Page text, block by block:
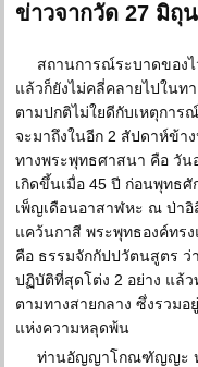
ข่าวจากวัด 27 มิถุ
สถานการณ์ระบาดของ
แล้วก็ยังไม่คลี่คลายไปในท
ตามปกติไม่ใยดีกับเหตุการ
จะมาถึงในอีก 2 สัปดาห์ข้
ทางพระพุทธศาสนา คือ วั
เกิดขึ้นเมื่อ 45 ปี ก่อนพุทธ
เพ็ญเดือนอาสาฬหะ ณ ป่า
แคว้นกาสี พระพุทธองค์ทร
คือ ธรรมจักกัปปวัตนสูตร ว่
ปฏิบัติที่สุดโต่ง 2 อย่าง แล้
ตามทางสายกลาง ซึ่งรวม
แห่งความหลุดพ้น
ท่านอัญญาโกณฑัญญะ ห